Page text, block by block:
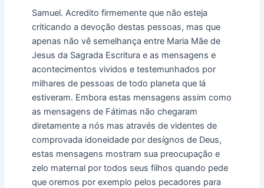
Samuel. Acredito firmemente que não esteja
criticando a devoção destas pessoas, mas que
apenas não vê semelhança entre Maria Mãe de
Jesus da Sagrada Escritura e as mensagens e
acontecimentos vividos e testemunhados por
milhares de pessoas de todo planeta que lá
estiveram. Embora estas mensagens assim como
as mensagens de Fátimas não chegaram
diretamente a nós mas através de videntes de
comprovada idoneidade por desígnos de Deus,
estas mensagens mostram sua preocupação e
zelo maternal por todos seus filhos quando pede
que oremos por exemplo pelos pecadores para